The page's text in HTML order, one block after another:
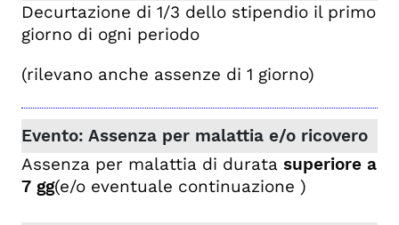
Decurtazione di 1/3 dello stipendio il primo
giorno di ogni periodo
(rilevano anche assenze di 1 giorno)
Assenza per malattia di durata superiore a
7 gg(e/o eventuale continuazione )